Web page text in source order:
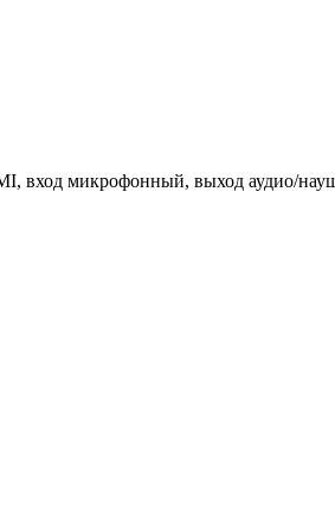
вход микрофонный, выход аудио/